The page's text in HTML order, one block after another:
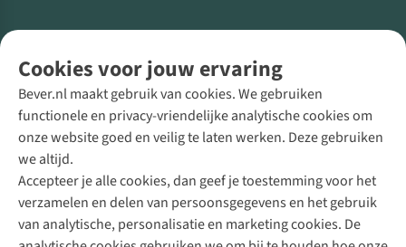
Cookies voor jouw ervaring
Bever.nl maakt gebruik van cookies. We gebruiken
functionele en privacy-vriendelijke analytische cookies om
onze website goed en veilig te laten werken. Deze gebruiken
we altijd.
Accepteer je alle cookies, dan geef je toestemming voor het
verzamelen en delen van persoonsgegevens en het gebruik
van analytische, personalisatie en marketing cookies. De
Direct advies van een Buitenexpert
+31 (0)85 888 50 88
+31 6 12 28 49 80